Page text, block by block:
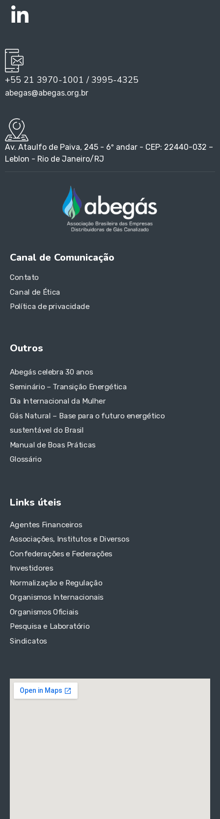
+55 21 3970-1001 / 3995-4325
abegas@abegas.org.br
Av. Ataulfo de Paiva, 245 - 6º andar - CEP: 22440-032 –
Leblon - Rio de Janeiro/RJ
Canal de Comunicação
Contato
Canal de Ética
Política de privacidade
Outros
Abegás celebra 30 anos
Seminário – Transição Energética
Dia Internacional da Mulher
Gás Natural – Base para o futuro energético
sustentável do Brasil
Manual de Boas Práticas
Glossário
Links úteis
Agentes Financeiros
Associações, Institutos e Diversos
Confederações e Federações
Investidores
Normalização e Regulação
Organismos Internacionais
Organismos Oficiais
Pesquisa e Laboratório
Sindicatos